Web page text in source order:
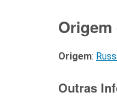
Origem:
Outras